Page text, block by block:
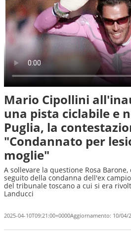
Mario Cipollini
una pista ciclabile e
Puglia, la
"Condannato per
moglie"
A sollevare la questione Rosa
seguito della condanna dell'ex
del tribunale toscano a cui si era
Landucci
2025-04-10T09:21:00+0000Aggiornamento: 10/04/